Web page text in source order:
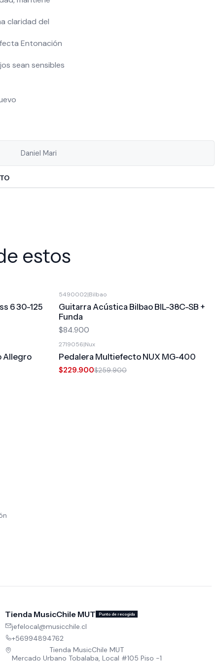
claridad del
Entonación
sean sensibles
Daniel Mari
estos
6 30-125
5490002|Bilbao
Guitarra Acústica Bilbao BIL-38C-SB +
Funda
$84.900
Allegro
2719056|Nux
Pedalera Multiefecto NUX MG-400
$229.900$259.900
Tienda MusicChile MUT Punto de recogida
jefelocal@musicchile.cl
+56994894762
Tienda MusicChile MUT
Mercado Urbano Tobalaba, Local #105 Piso -1